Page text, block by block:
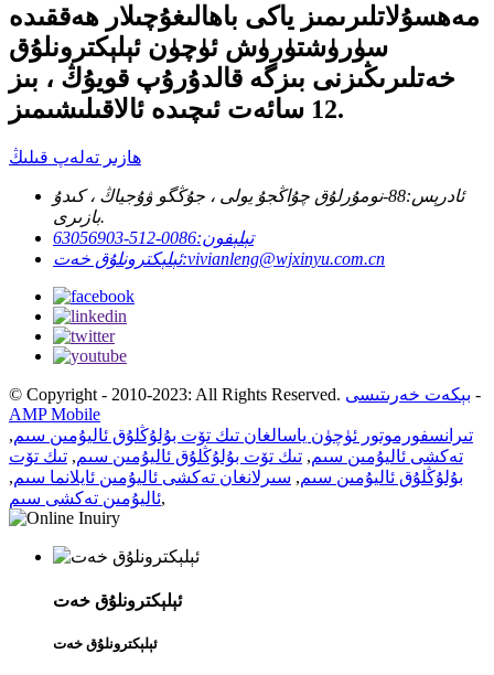
مەھسۇلاتلىرىمىز ياكى باھالىغۇچىلار ھەققىدە
سۈرۈشتۈرۈش ئۈچۈن ئېلېكترونلۇق
خەتلىرىڭىزنى بىزگە قالدۇرۇپ قويۇڭ ، بىز
12 سائەت ئىچىدە ئالاقىلىشىمىز.
ھازىر تەلەپ قىلىڭ
ئادرېس:
88-نومۇرلۇق چۇاڭجۇ يولى ، جۇڭگو ۋۇجياڭ ، كىدۇ
بازىرى.
تېلېفون:0086-512-63056903
ئېلېكترونلۇق خەت:vivianleng@wjxinyu.com.cn
© Copyright - 2010-2023: All Rights Reserved. بېكەت خەرىتىسى -
AMP Mobile
تىرانسفورموتور ئۈچۈن ياسالغان تىك تۆت بۇلۇڭلۇق ئاليۇمىن سىم,
تەكشى ئاليۇمىن سىم, تىك تۆت بۇلۇڭلۇق ئاليۇمىن سىم, تىك تۆت
بۇلۇڭلۇق ئاليۇمىن سىم, سىرلانغان تەكشى ئاليۇمىن ئايلانما سىم,
ئاليۇمىن تەكشى سىم,
ئېلېكترونلۇق خەت
ئېلېكترونلۇق خەت